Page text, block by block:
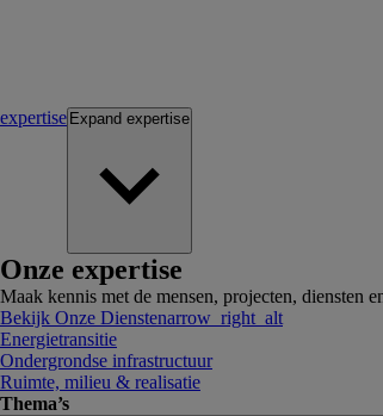
expertise Expand expertise
Onze expertise
Maak kennis met de mensen, projecten, diensten
Bekijk Onze Dienstenarrow_right_alt
Energietransitie
Ondergrondse infrastructuur
Ruimte, milieu & realisatie
Thema’s